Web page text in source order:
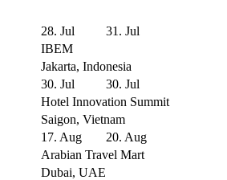
28. Jul
31. Jul
IBEM
Jakarta, Indonesia
30. Jul
30. Jul
Hotel Innovation Summit
Saigon, Vietnam
17. Aug
20. Aug
Arabian Travel Mart
Dubai, UAE